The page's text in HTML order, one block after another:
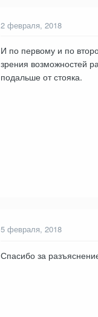
2 февраля, 2018
И по первому и по
зрения возможностей
подальше от стояка.
5 февраля, 2018
Спасибо за